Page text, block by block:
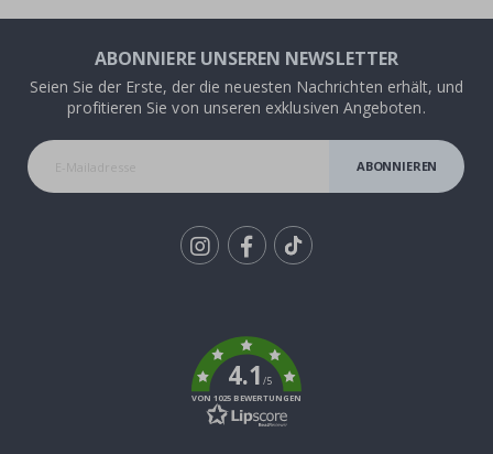
ABONNIERE UNSEREN NEWSLETTER
Seien Sie der Erste, der die neuesten Nachrichten erhält, und
profitieren Sie von unseren exklusiven Angeboten.
ABONNIEREN
4.1/5
VON 1025 BEWERTUNGEN